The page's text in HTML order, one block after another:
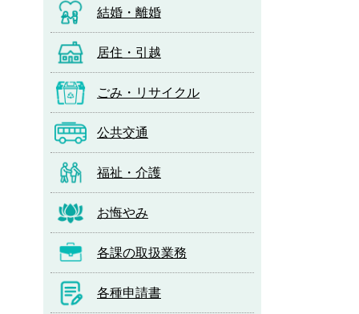
結婚・離婚
居住・引越
ごみ・リサイクル
公共交通
福祉・介護
お悔やみ
各課の取扱業務
各種申請書